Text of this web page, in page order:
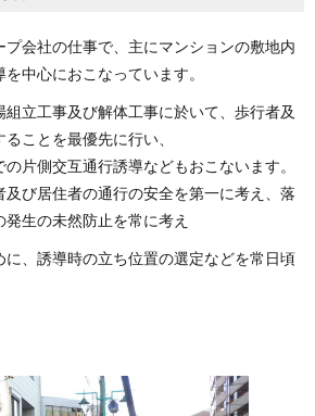
会社の仕事で、主にマンションの敷地内
中心におこなっています。
組立工事及び解体工事に於いて、歩行者及
ことを最優先に行い、
片側交互通行誘導などもおこないます。
及び居住者の通行の安全を第一に考え、落
生の未然防止を常に考え
、誘導時の立ち位置の選定などを常日頃